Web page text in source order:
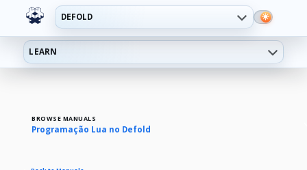
DEFOLD
LEARN
BROWSE MANUALS
Programação Lua no Defold